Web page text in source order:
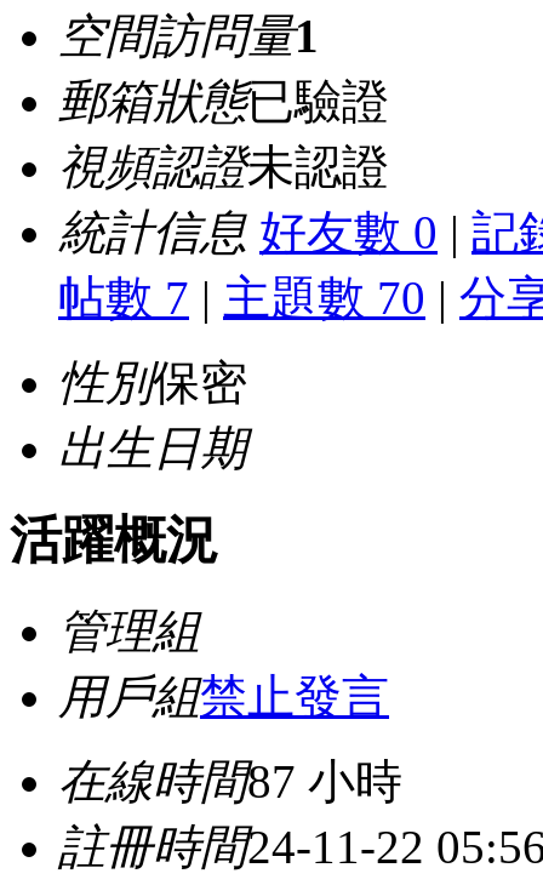
空間訪問量1
郵箱狀態已驗證
視頻認證未認證
統計信息 好友數 0 | 記
帖數 7 | 主題數 70 | 分
性別保密
出生日期
活躍概況
管理組
用戶組禁止發言
在線時間87 小時
註冊時間24-11-22